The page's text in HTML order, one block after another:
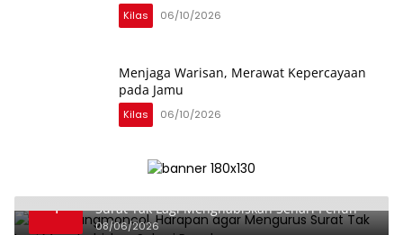
Kilas 06/10/2026
Menjaga Warisan, Merawat Kepercayaan
pada Jamu
Kilas 06/10/2026
1
Surat Tak Lagi Menghabiskan Sehari Penuh
08/06/2026